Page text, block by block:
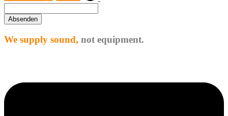
Absenden
We supply sound, not equipment.